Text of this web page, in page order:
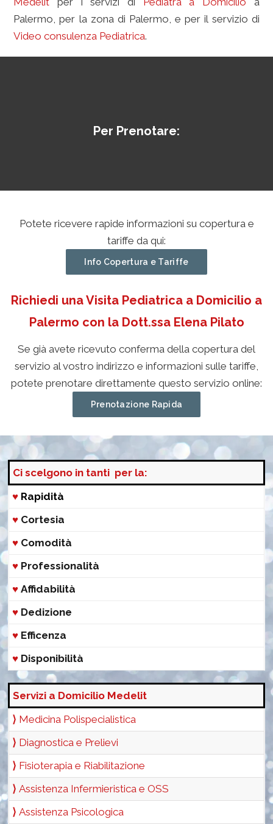
Palermo, per la zona di Palermo, e per il servizio di
Video consulenza Pediatrica.
Per Prenotare:
Potete ricevere rapide informazioni su copertura e
tariffe da qui:
Info Copertura e Tariffe
Richiedi una Visita Pediatrica a Domicilio a
Palermo con la Dott.ssa Elena Pilato
Se già avete ricevuto conferma della copertura del
servizio al vostro indirizzo e informazioni sulle tariffe,
potete prenotare direttamente questo servizio online:
Prenotazione Rapida
Ci scelgono in tanti per la:
♥ Rapidità
♥ Cortesia
♥ Comodità
♥ Professionalità
♥ Affidabilità
♥ Dedizione
♥ Efficenza
♥ Disponibilità
Servizi a Domicilio Medelit
⟩ Medicina Polispecialistica
⟩ Diagnostica e Prelievi
⟩ Fisioterapia e Riabilitazione
⟩ Assistenza Infermieristica e OSS
⟩ Assistenza Psicologica